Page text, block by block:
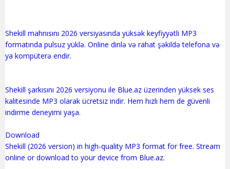
Shekill mahnısını 2026 versiyasında yüksək keyfiyyətli MP3
formatında pulsuz yüklə. Online dinlə və rahat şəkildə telefona və
ya kompüterə endir.
Shekill şarkısını 2026 versiyonu ile Blue.az üzerinden yüksek ses
kalitesinde MP3 olarak ücretsiz indir. Hem hızlı hem de güvenli
indirme deneyimi yaşa.
Download
Shekill (2026 version) in high-quality MP3 format for free. Stream
online or download to your device from Blue.az.